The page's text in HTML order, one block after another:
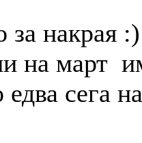
накрая :)
на март
сега